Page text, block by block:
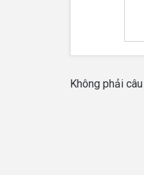
Không phải